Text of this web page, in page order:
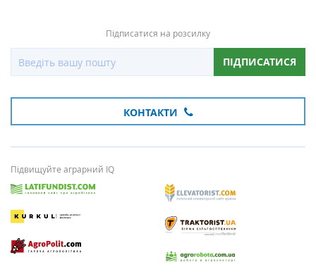
Підписатися на розсилку
ПІДПИСАТИСЯ
КОНТАКТИ
Підвищуйте аграрний IQ